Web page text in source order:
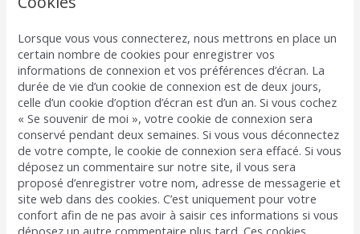
Lorsque vous vous connecterez, nous mettrons en place un
certain nombre de cookies pour enregistrer vos
informations de connexion et vos préférences d’écran. La
durée de vie d’un cookie de connexion est de deux jours,
celle d’un cookie d’option d’écran est d’un an. Si vous cochez
« Se souvenir de moi », votre cookie de connexion sera
conservé pendant deux semaines. Si vous vous déconnectez
de votre compte, le cookie de connexion sera effacé. Si vous
déposez un commentaire sur notre site, il vous sera
proposé d’enregistrer votre nom, adresse de messagerie et
site web dans des cookies. C’est uniquement pour votre
confort afin de ne pas avoir à saisir ces informations si vous
déposez un autre commentaire plus tard. Ces cookies